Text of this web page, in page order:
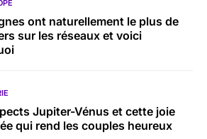
ont naturellement le plus de
sur les réseaux et voici
Jupiter-Vénus et cette joie
qui rend les couples heureux